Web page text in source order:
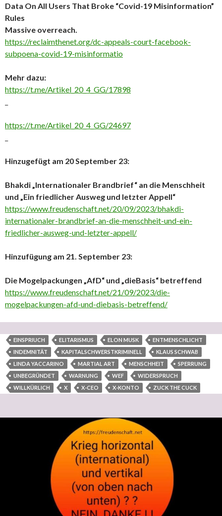
Data On All Users That Broke “Covid-19 Misinformation”
Rules
Massive overreach.
https://reclaimthenet.org/dc-appeals-court-facebook-
subpoena-covid-19-misinformatio
Mehr dazu:
https://t.me/Artikel_20_4_GG/17898
https://t.me/Artikel_20_4_GG/24697
Hinzugefügt am 20 September 23:
Bhakdi „Internationaler Brandbrief“ an die Menschheit
und „Ein friedlicher Ausweg und letzter Appell“
https://www.freudenschaft.net/20/09/2023/bhakdi-
internationaler-brandbrief-an-die-menschheit-und-ein-
friedlicher-ausweg-und-letzter-appell/
Hinzufügung am 21. September 23:
Die Mogelpackungen „AfD“ und „dieBasis“ betreffend
https://www.freudenschaft.net/21/09/2023/die-
mogelpackungen-afd-und-diebasis-betreffend/
EINSPRIUCH ELITARISMUS ELON MUSK
ENTMENSCHLICHT
INDEMNITÄT
KAPITALSCHWERSTKRIMINELL
KLAUS SCHWAB
LINDA YACCARINO
MARTIAL ART MENSCHHEIT
SPERRUNG
UNBEGRÜNDET
WARNUNG WEF
WIDERSPRUCH
WILLKÜRLICH
X X-CEO X-KONTO ZUCK THE CUCK